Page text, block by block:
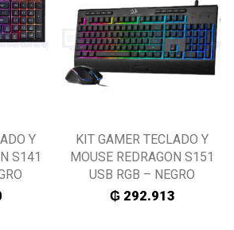
Y
S141
KIT GAMER TECLADO Y
MOUSE REDRAGON S151
USB RGB – NEGRO
₲292.913